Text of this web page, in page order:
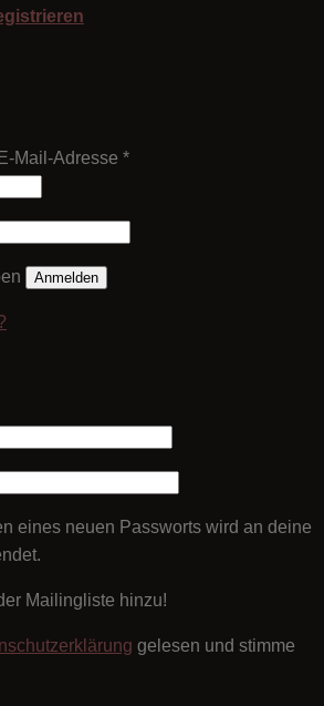
Mail-Adresse *Erforderlich
Anmelden
eines neuen Passworts wird an deine
Mailingliste hinzu!
gelesen und stimme